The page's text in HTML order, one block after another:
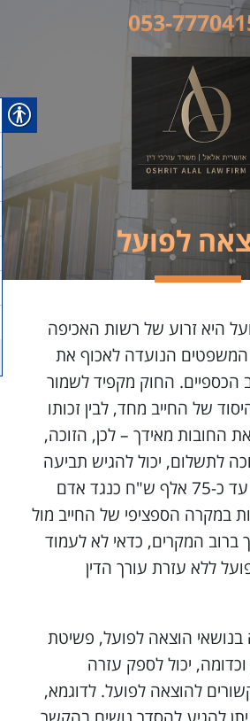
053-
לפועל
היא זרוע של רשות האכיפה
המשפטים הנועדה לאכוף את
הכספיים. החוק מקפיד לשמור
היסוד של החייב מחד, לבין זכותו
החובות מאידך – לכן, הזוכה,
לתשלום, יכול להגיש תביעה
על סכום קצוב של עד כ-75 אלף ש"ח כנגד אדם
במקרה הספציפי של החייב מול
ברוב המקרים, כדאי לא לעמוד
ללא עזרת עורך הדין
בנושאי הוצאה לפועל, פשיטת
וכדומה, יכול לספק עזרה
להוצאה לפועל. לדוגמא,